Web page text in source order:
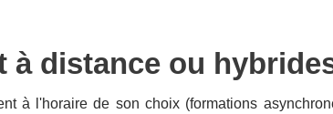
à distance ou
à l'horaire de son choix (formations